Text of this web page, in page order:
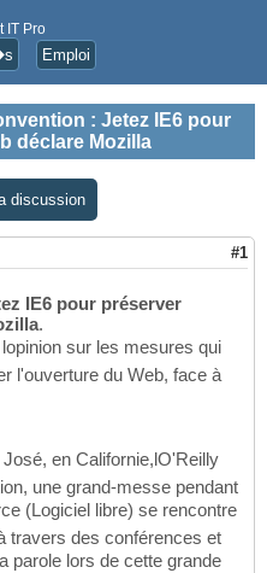
IT Pro
Emploi
: Jetez IE6 pour
déclare Mozilla
discussion
#1
IE6 pour préserver
.
sur les mesures qui
l'ouverture du Web, face à
en Californie,lO'Reilly
une grand-messe pendant
(Logiciel libre) se rencontre
travers des conférences et
parole lors de cette grande